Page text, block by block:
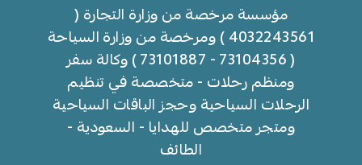
مؤسسة مرخصة من وزارة التجارة (
4032243561 ) ومرخصة من وزارة السياحة
( 73104356 - 73101887 ) وكالة سفر
ومنظم رحلات - متخصصة في تنظيم
الرحلات السياحية وحجز الباقات السياحية
ومتجر متخصص للهدايا - السعودية -
الطائف